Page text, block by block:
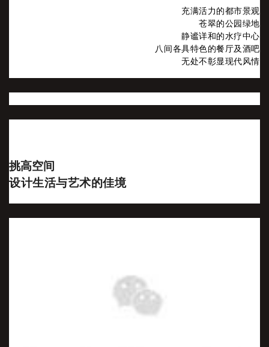
充满活力的都市景观
苍翠的公园绿地
静谧详和的水疗中心
八间各具特色的餐厅及酒吧
无处不彰显现代风情
挑高空间
设计生活与艺术的佳境